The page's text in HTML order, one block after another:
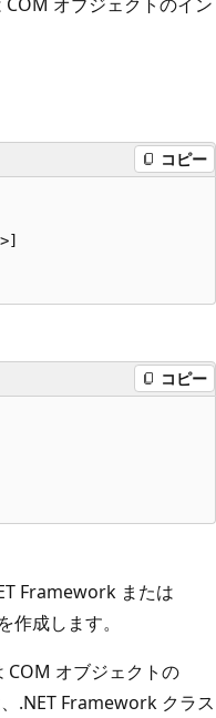
コピー
コピー
Framework または
成します。
COM オブジェクトの
.NET Framework クラス